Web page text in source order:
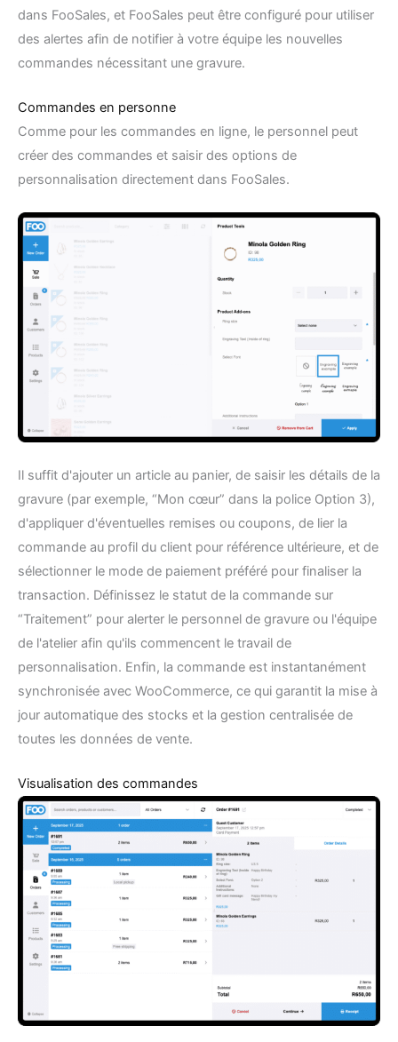
dans FooSales, et FooSales peut être configuré pour utiliser
des alertes afin de notifier à votre équipe les nouvelles
commandes nécessitant une gravure.
Commandes en personne
Comme pour les commandes en ligne, le personnel peut
créer des commandes et saisir des options de
personnalisation directement dans FooSales.
Il suffit d'ajouter un article au panier, de saisir les détails de la
gravure (par exemple, “Mon cœur” dans la police Option 3),
d'appliquer d'éventuelles remises ou coupons, de lier la
commande au profil du client pour référence ultérieure, et de
sélectionner le mode de paiement préféré pour finaliser la
transaction. Définissez le statut de la commande sur
“Traitement” pour alerter le personnel de gravure ou l'équipe
de l'atelier afin qu'ils commencent le travail de
personnalisation. Enfin, la commande est instantanément
synchronisée avec WooCommerce, ce qui garantit la mise à
jour automatique des stocks et la gestion centralisée de
toutes les données de vente.
Visualisation des commandes